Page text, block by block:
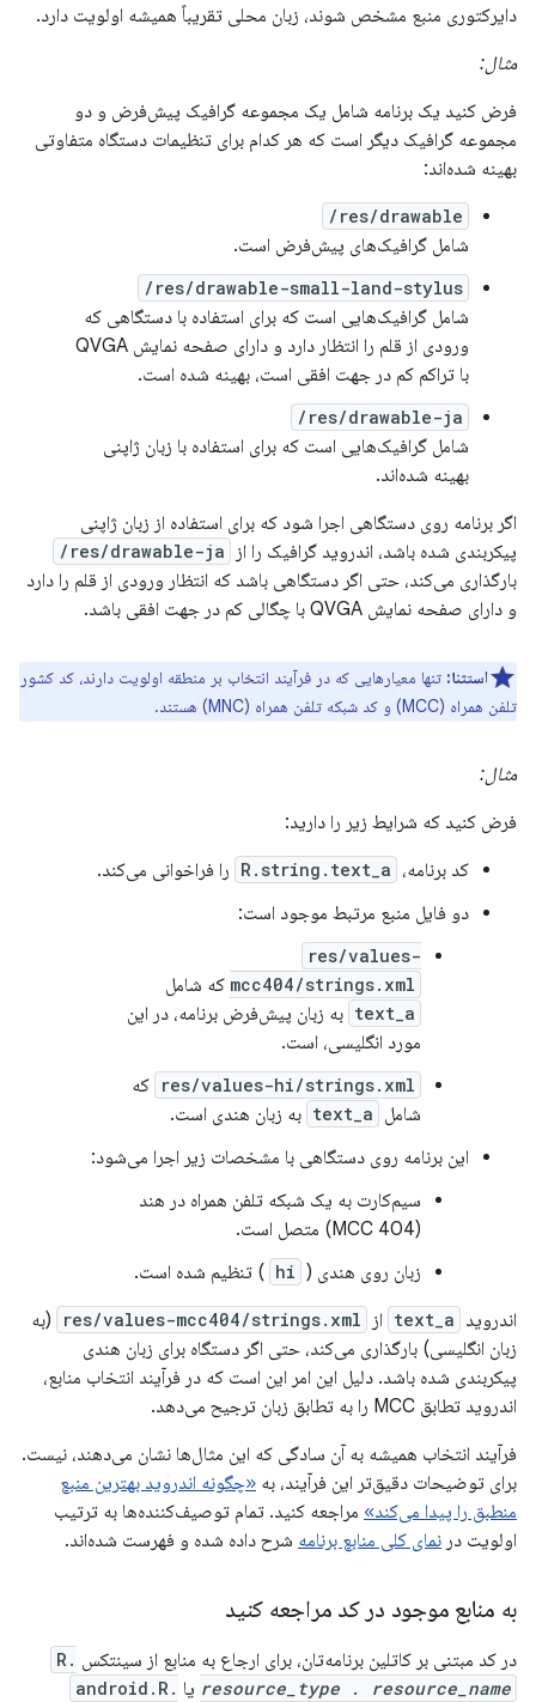
دایرکتوری منبع مشخص شوند، زبان محلی تقریباً همیشه اولویت دارد.
مثال:
فرض کنید یک برنامه شامل یک مجموعه گرافیک پیش‌فرض و دو
مجموعه گرافیک دیگر است که هر کدام برای تنظیمات دستگاه متفاوتی
بهینه شده‌اند:
res/drawable/
شامل گرافیک‌های پیش‌فرض است.
res/drawable-small-land-stylus/
شامل گرافیک‌هایی است که برای استفاده با دستگاهی که
ورودی از قلم را انتظار دارد و دارای صفحه نمایش QVGA
با تراکم کم در جهت افقی است، بهینه شده است.
res/drawable-ja/
شامل گرافیک‌هایی است که برای استفاده با زبان ژاپنی
بهینه شده‌اند.
اگر برنامه روی دستگاهی اجرا شود که برای استفاده از زبان ژاپنی
پیکربندی شده باشد، اندروید گرافیک را از
res/drawable-ja/
بارگذاری می‌کند، حتی اگر دستگاهی باشد که انتظار ورودی از قلم را دارد
و دارای صفحه نمایش QVGA با چگالی کم در جهت افقی باشد.
استثنا: تنها معیارهایی که در فرآیند انتخاب بر منطقه اولویت دارند، کد کشور
تلفن همراه (MCC) و کد شبکه تلفن همراه (MNC) هستند.
مثال:
فرض کنید که شرایط زیر را دارید:
کد برنامه، R.string.text_a را فراخوانی می‌کند.
دو فایل منبع مرتبط موجود است:
res/values-
mcc404/strings.xml که شامل
text_a به زبان پیش‌فرض برنامه، در این
مورد انگلیسی، است.
res/values-hi/strings.xml که
شامل text_a به زبان هندی است.
این برنامه روی دستگاهی با مشخصات زیر اجرا می‌شود:
سیم‌کارت به یک شبکه تلفن همراه در هند
(MCC 404) متصل است.
زبان روی هندی ( hi ) تنظیم شده است.
اندروید text_a از res/values-mcc404/strings.xml
(به
زبان انگلیسی) بارگذاری می‌کند، حتی اگر دستگاه برای زبان هندی
پیکربندی شده باشد. دلیل این امر این است که در فرآیند انتخاب منابع،
اندروید تطابق MCC را به تطابق زبان ترجیح می‌دهد.
فرآیند انتخاب همیشه به آن سادگی که این مثال‌ها نشان می‌دهند، نیست.
برای توضیحات دقیق‌تر این فرآیند، به «چگونه اندروید بهترین منبع
منطبق را پیدا می‌کند» مراجعه کنید. تمام توصیف‌کننده‌ها به ترتیب
اولویت در نمای کلی منابع برنامه شرح داده شده و فهرست شده‌اند.
به منابع موجود در کد مراجعه کنید
در کد مبتنی بر کاتلین برنامه‌تان، برای ارجاع به منابع از سینتکس R.
resource_type . resource_name یا android.R.